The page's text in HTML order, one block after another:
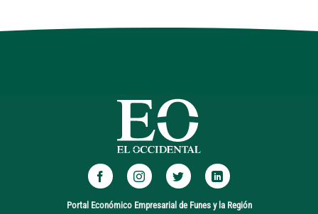
Portal Económico Empresarial de Funes y la Región